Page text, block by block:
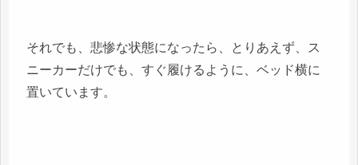
それでも、悲惨な状態になったら、とりあえず、ス
ニーカーだけでも、すぐ履けるように、ベッド横に
置いています。